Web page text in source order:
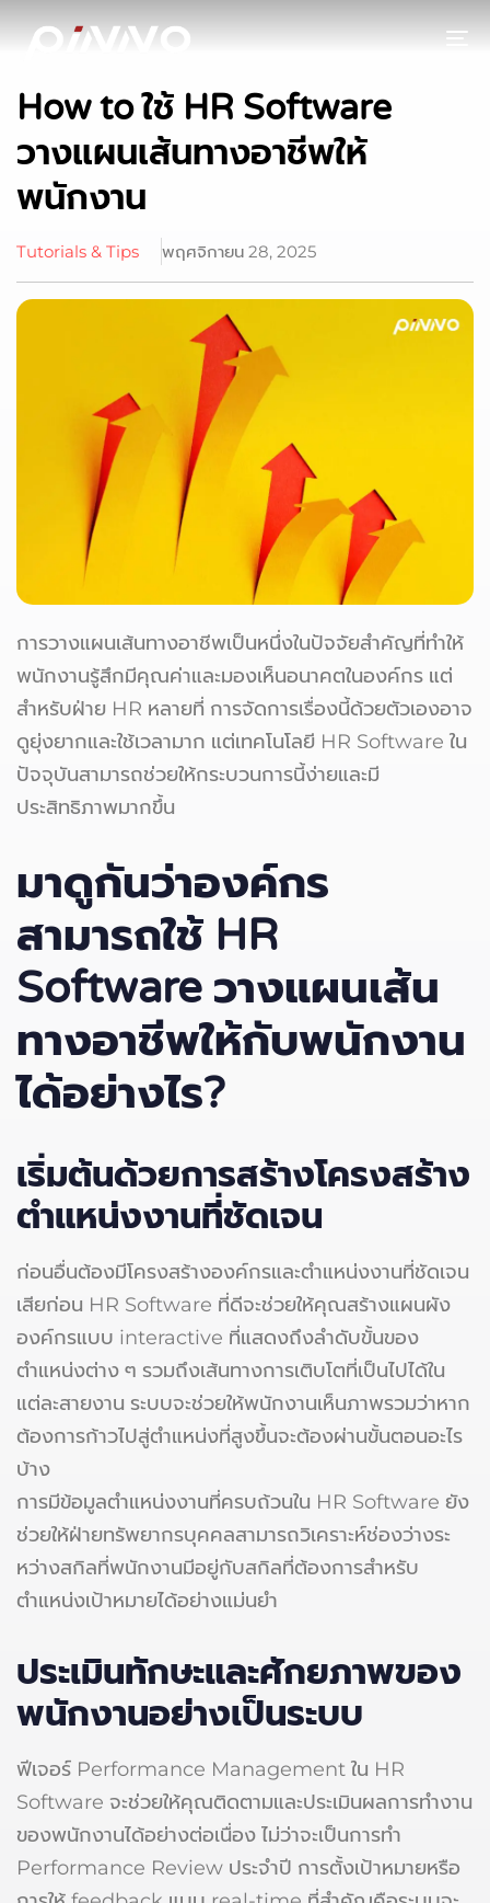
How to ใช้ HR Software
วางแผนเส้นทางอาชีพให้
พนักงาน
Tutorials & Tips พฤศจิกายน 28, 2025
การวางแผนเส้นทางอาชีพเป็นหนึ่งในปัจจัยสำคัญที่ทำให้
พนักงานรู้สึกมีคุณค่าและมองเห็นอนาคตในองค์กร แต่
สำหรับฝ่าย HR หลายที่ การจัดการเรื่องนี้ด้วยตัวเองอาจ
ดูยุ่งยากและใช้เวลามาก แต่เทคโนโลยี HR Software ใน
ปัจจุบันสามารถช่วยให้กระบวนการนี้ง่ายและมี
ประสิทธิภาพมากขึ้น
มาดูกันว่าองค์กร
สามารถใช้ HR
Software วางแผนเส้น
ทางอาชีพให้กับพนักงาน
ได้อย่างไร?
เริ่มต้นด้วยการสร้างโครงสร้าง
ตำแหน่งงานที่ชัดเจน
ก่อนอื่นต้องมีโครงสร้างองค์กรและตำแหน่งงานที่ชัดเจน
เสียก่อน HR Software ที่ดีจะช่วยให้คุณสร้างแผนผัง
องค์กรแบบ interactive ที่แสดงถึงลำดับขั้นของ
ตำแหน่งต่าง ๆ รวมถึงเส้นทางการเติบโตที่เป็นไปได้ใน
แต่ละสายงาน ระบบจะช่วยให้พนักงานเห็นภาพรวมว่าหาก
ต้องการก้าวไปสู่ตำแหน่งที่สูงขึ้นจะต้องผ่านขั้นตอนอะไร
บ้าง
การมีข้อมูลตำแหน่งงานที่ครบถ้วนใน HR Software ยัง
ช่วยให้ฝ่ายทรัพยากรบุคคลสามารถวิเคราะห์ช่องว่างระ
หว่างสกิลที่พนักงานมีอยู่กับสกิลที่ต้องการสำหรับ
ตำแหน่งเป้าหมายได้อย่างแม่นยำ
ประเมินทักษะและศักยภาพของ
พนักงานอย่างเป็นระบบ
ฟีเจอร์ Performance Management ใน HR
Software จะช่วยให้คุณติดตามและประเมินผลการทำงาน
ของพนักงานได้อย่างต่อเนื่อง ไม่ว่าจะเป็นการทำ
Performance Review ประจำปี การตั้งเป้าหมายหรือ